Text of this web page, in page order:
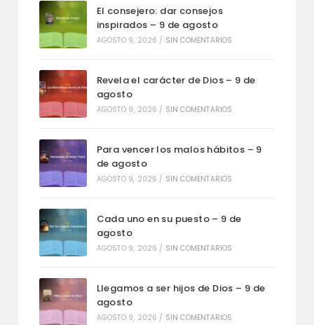
El consejero: dar consejos
inspirados – 9 de agosto
AGOSTO 9, 2026 / SIN COMENTARIOS
Revela el carácter de Dios – 9 de
agosto
AGOSTO 9, 2026 / SIN COMENTARIOS
Para vencer los malos hábitos – 9
de agosto
AGOSTO 9, 2026 / SIN COMENTARIOS
Cada uno en su puesto – 9 de
agosto
AGOSTO 9, 2026 / SIN COMENTARIOS
Llegamos a ser hijos de Dios – 9 de
agosto
AGOSTO 9, 2026 / SIN COMENTARIOS